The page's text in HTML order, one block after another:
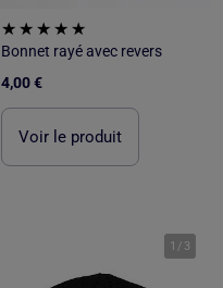
Bonnet rayé avec revers
4,00 €
Voir le produit
1 / 3